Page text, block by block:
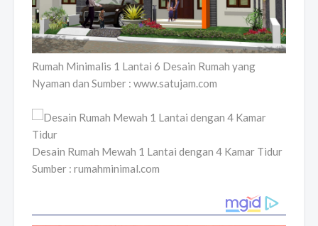
Rumah Minimalis 1 Lantai 6 Desain Rumah yang
Nyaman dan Sumber : www.satujam.com
Desain Rumah Mewah 1 Lantai dengan 4 Kamar Tidur
Sumber : rumahminimal.com